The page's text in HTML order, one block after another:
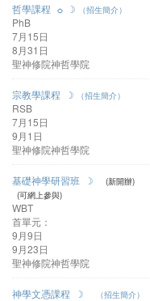
哲學課程 ☼ ☽ （招生簡介）
PhB
7月15日
8月31日
聖神修院神哲學院
宗教學課程 ☽ （招生簡介）
RSB
7月15日
9月1日
聖神修院神哲學院
基礎神學研習班 ☽
(新開辦)
(可網上參與)
WBT
首單元：
9月9日
9月23日
聖神修院神哲學院
神學文憑課程 ☽
（招生簡介）